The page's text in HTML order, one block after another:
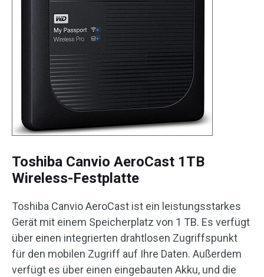
Toshiba Canvio AeroCast 1TB
Wireless-Festplatte
Toshiba Canvio AeroCast ist ein leistungsstarkes
Gerät mit einem Speicherplatz von 1 TB. Es verfügt
über einen integrierten drahtlosen Zugriffspunkt
für den mobilen Zugriff auf Ihre Daten. Außerdem
verfügt es über einen eingebauten Akku, und die